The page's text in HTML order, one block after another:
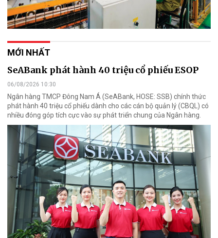
MỚI NHẤT
SeABank phát hành 40 triệu cổ phiếu ESOP
06/08/2026 10:30
Ngân hàng TMCP Đông Nam Á (SeABank, HOSE: SSB) chính thức
phát hành 40 triệu cổ phiếu dành cho các cán bộ quản lý (CBQL) có
nhiều đóng góp tích cực vào sự phát triển chung của Ngân hàng.